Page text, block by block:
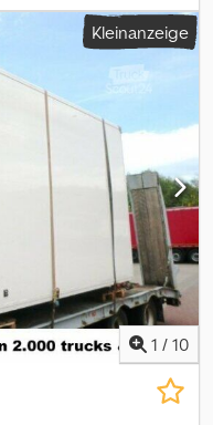
7.450 mm,
2.690 mm, Baujahr:
Verzurrleisten
Dcedpfx Aioi Rqaijpok
Kleinanzeige
1 / 10